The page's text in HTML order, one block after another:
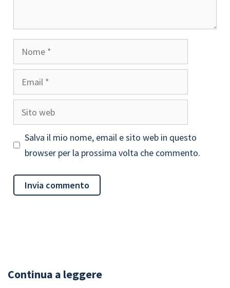
Nome
Email
Sito
web
Salva il mio nome, email e sito web in questo
browser per la prossima volta che commento.
Continua a leggere